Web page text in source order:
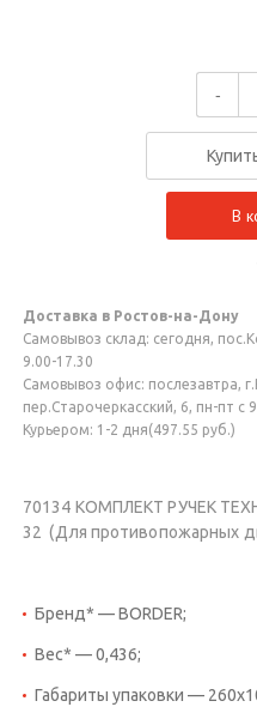
-
В
Доставка в Ростов-на-Дону
Самовывоз склад: сегодня,
9.00-17.30
Самовывоз офис: послезавтра,
пер.Старочеркасский, 6, пн-пт с
Курьером: 1-2 дня(497.55 руб.)
70134 КОМПЛЕКТ РУЧЕК
32 (Для противопожарных
Бренд* — BORDER;
Вес* — 0,436;
Габариты упаковки —